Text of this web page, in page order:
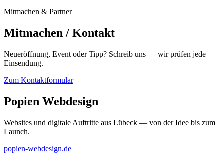
Mitmachen & Partner
Mitmachen / Kontakt
Neueröffnung, Event oder Tipp? Schreib uns — wir prüfen jede
Einsendung.
Zum Kontaktformular
Popien Webdesign
Websites und digitale Auftritte aus Lübeck — von der Idee bis zum
Launch.
popien-webdesign.de